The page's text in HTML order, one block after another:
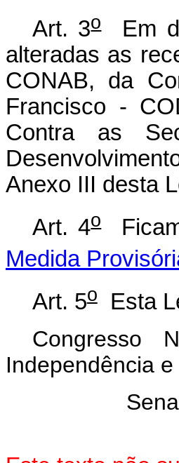
Art. 3oEm
alteradas as
CONAB, da
Francisco -
Contra as
Anexo III desta
Art. 4oFicam
Medida
Art. 5oEsta
Congresso
Independência e